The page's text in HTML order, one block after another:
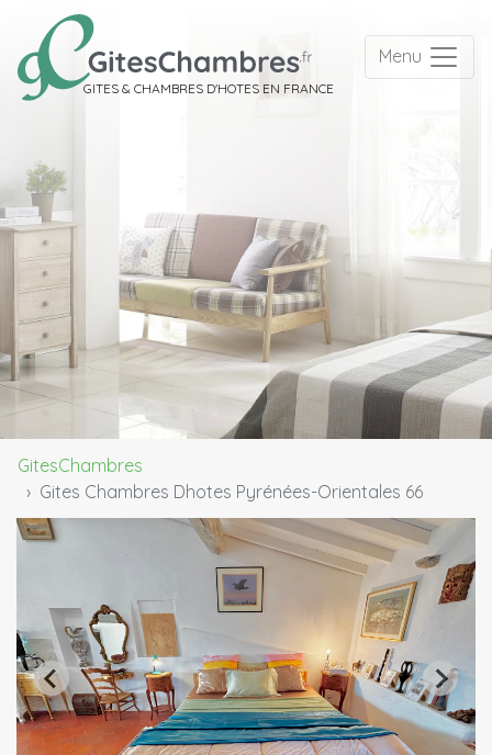
GITES & CHAMBRES D'HOTES EN FRANCE
Menu
GitesChambres
Gites Chambres Dhotes Pyrénées-Orientales 66